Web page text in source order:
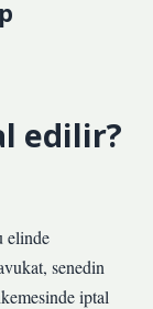
edilir?
elinde
senedin
iptal